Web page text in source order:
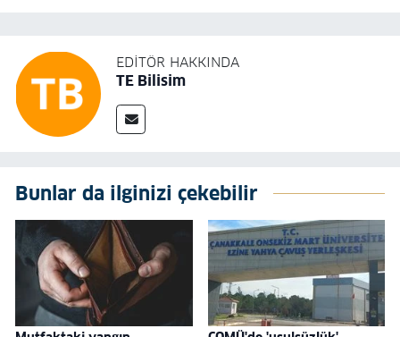
EDITÖR HAKKINDA
TE Bilisim
Bunlar da ilginizi çekebilir